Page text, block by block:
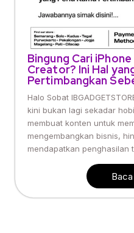
Bingung Cari
Creator? Ini Hal
Pertimbangkan
Halo Sobat
kini bukan lagi sekadar
membuat konten untuk
mengembangkan bisnis,
mendapatkan penghasilan